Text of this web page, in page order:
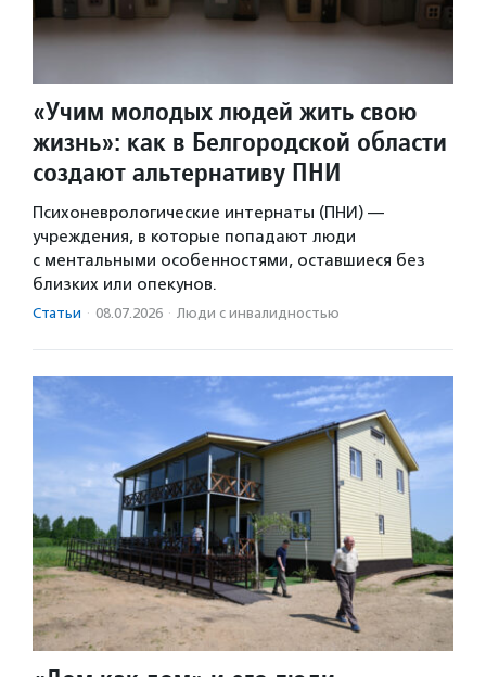
«Учим молодых людей жить свою
жизнь»: как в Белгородской области
создают альтернативу ПНИ
Психоневрологические интернаты (ПНИ) —
учреждения, в которые попадают люди
с ментальными особенностями, оставшиеся без
близких или опекунов.
Статьи · 08.07.2026 · Люди с инвалидностью